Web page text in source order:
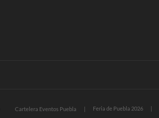
Cartelera Eventos Puebla
Feria de Puebla 2026